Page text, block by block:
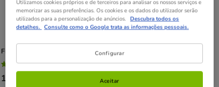
Frontline Combo pipetas antiparasitárias para gatos e furões
4.7
estrelas
4.7(26)
Preço
18.49€
Utilizamos cookies próprios e de terceiros para analisar os nossos serviços e
memorizar as suas preferências. Os cookies e os dados do utilizador serão
utilizados para a personalização de anúncios. Descubra todos os
detalhes. Consulte como o Google trata as informações pessoais.
Configurar
Aceitar